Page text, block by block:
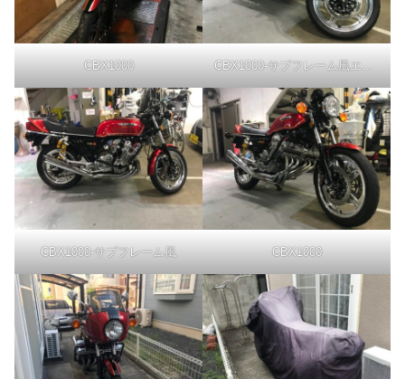
CBX1000 CBX1000-サブフレーム風エンジンガード
CBX1000-サブフレーム風 CBX1000